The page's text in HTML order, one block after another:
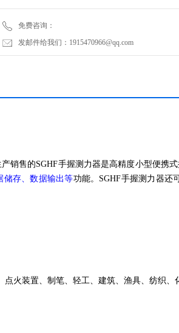
免费咨询：
发邮件给我们：1915470966@qq.com
销售的SGHF手握测力器是高精度小型便携
储存、数据输出等功能。SGHF手握测力器还
火装置、制笔、轻工、建筑、渔具、纺织